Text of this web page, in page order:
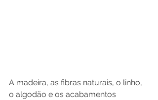
A madeira, as fibras naturais, o linho,
o algodão e os acabamentos